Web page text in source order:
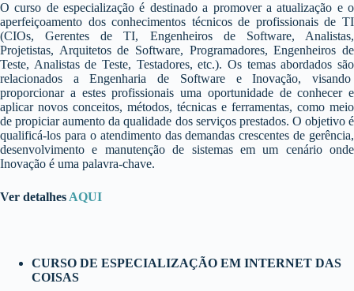
O curso de especialização é destinado a promover a atualização e o
aperfeiçoamento dos conhecimentos técnicos de profissionais de TI
(CIOs, Gerentes de TI, Engenheiros de Software, Analistas,
Projetistas, Arquitetos de Software, Programadores, Engenheiros de
Teste, Analistas de Teste, Testadores, etc.). Os temas abordados são
relacionados a Engenharia de Software e Inovação, visando
proporcionar a estes profissionais uma oportunidade de conhecer e
aplicar novos conceitos, métodos, técnicas e ferramentas, como meio
de propiciar aumento da qualidade dos serviços prestados. O objetivo é
qualificá-los para o atendimento das demandas crescentes de gerência,
desenvolvimento e manutenção de sistemas em um cenário onde
Inovação é uma palavra-chave.
Ver detalhes AQUI
CURSO DE ESPECIALIZAÇÃO EM INTERNET DAS
COISAS